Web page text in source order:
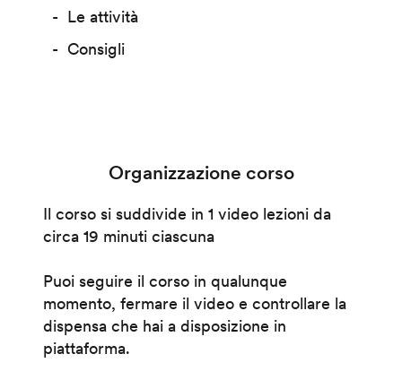
Le attività
Consigli
Organizzazione corso
Il corso si suddivide in 1 video lezioni da
circa 19 minuti ciascuna
Puoi seguire il corso in qualunque
momento, fermare il video e controllare la
dispensa che hai a disposizione in
piattaforma.